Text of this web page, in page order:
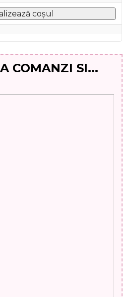
coșul
COMANZI SI...